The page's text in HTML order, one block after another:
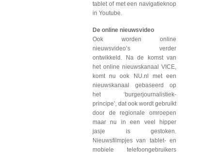
tablet of met een navigatieknop
in Youtube.
De online nieuwsvideo
Ook worden online
nieuwsvideo’s verder
ontwikkeld. Na de komst van
het online nieuwskanaal VICE,
komt nu ook NU.nl met een
nieuwskanaal gebaseerd op
het ‘burgerjournalistiek-
principe’, dat ook wordt gebruikt
door de regionale omroepen
maar nu in een veel hipper
jasje is gestoken.
Nieuwsfilmpjes van tablet- en
mobiele telefoongebruikers